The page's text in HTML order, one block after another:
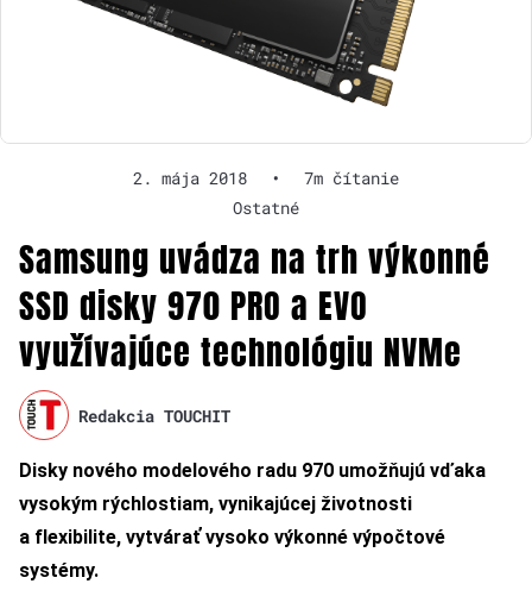
2. mája 2018 •
7m čítanie
Ostatné
Samsung uvádza na trh výkonné
SSD disky 970 PRO a EVO
využívajúce technológiu NVMe
Redakcia TOUCHIT
Disky nového modelového radu 970 umožňujú vďaka
vysokým rýchlostiam, vynikajúcej životnosti
a flexibilite, vytvárať vysoko výkonné výpočtové
systémy.